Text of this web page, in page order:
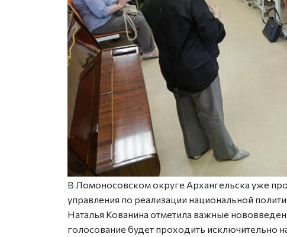
В Ломоносовском округе Архангельска уже
управления по реализации национальной
Наталья Кованина отметила важные
голосование будет проходить исключительно